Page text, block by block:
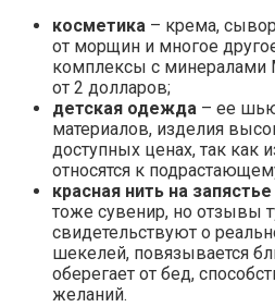
косметика – крема,
от морщин и многое
комплексы с минералами
от 2 долларов;
детская одежда – ее
материалов, изделия
доступных ценах, так как
относятся к
красная нить на запястье
тоже сувенир, но отзывы
свидетельствуют о
шекелей, повязывается
оберегает от бед,
желаний.